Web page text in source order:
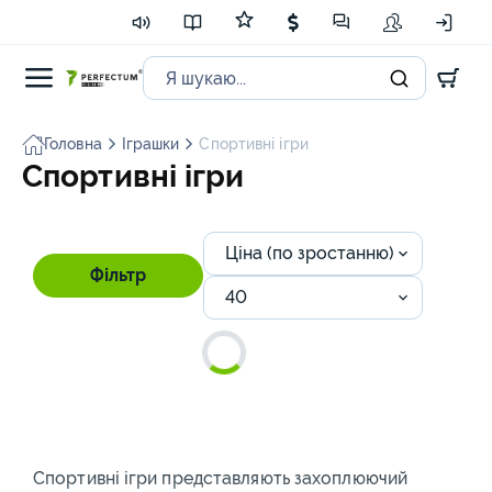
Головна Іграшки Спортивні ігри
Спортивні ігри
Фільтр
Ціна (по зростанню)
40
Спортивні ігри представляють захоплюючий